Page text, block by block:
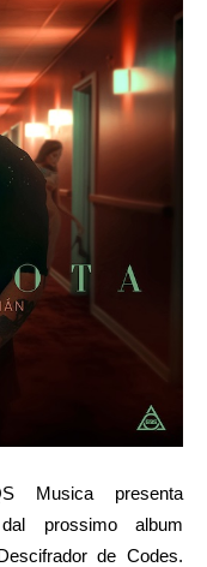
Musica presenta
dal prossimo album
de Codes.